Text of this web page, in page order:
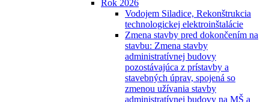
Rok 2026
Vodojem Siladice, Rekonštrukcia
technologickej elektroinštalácie
Zmena stavby pred dokončením na
stavbu: Zmena stavby
administratívnej budovy
pozostávajúca z prístavby a
stavebných úprav, spojená so
zmenou užívania stavby
administratívnej budovy na MŠ a